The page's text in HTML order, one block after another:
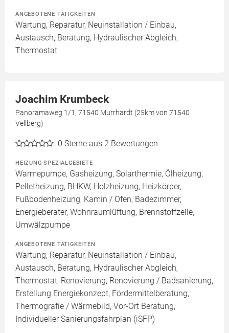
ANGEBOTENE TÄTIGKEITEN
Wartung, Reparatur, Neuinstallation / Einbau,
Austausch, Beratung, Hydraulischer Abgleich,
Thermostat
Joachim Krumbeck
Panoramaweg 1/1, 71540 Murrhardt (25km von 71540
Vellberg)
0 Sterne aus 2 Bewertungen
HEIZUNG SPEZIALGEBIETE
Wärmepumpe, Gasheizung, Solarthermie, Ölheizung,
Pelletheizung, BHKW, Holzheizung, Heizkörper,
Fußbodenheizung, Kamin / Ofen, Badezimmer,
Energieberater, Wohnraumlüftung, Brennstoffzelle,
Umwälzpumpe
ANGEBOTENE TÄTIGKEITEN
Wartung, Reparatur, Neuinstallation / Einbau,
Austausch, Beratung, Hydraulischer Abgleich,
Thermostat, Renovierung, Renovierung / Badsanierung,
Erstellung Energiekonzept, Fördermittelberatung,
Thermografie / Wärmebild, Vor-Ort Beratung,
Individueller Sanierungsfahrplan (iSFP)